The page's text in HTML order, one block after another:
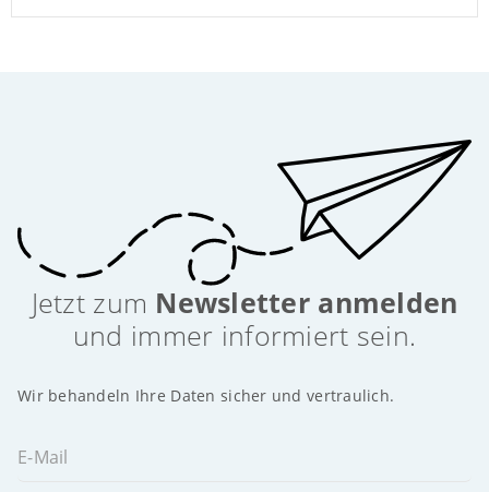
Jetzt zum Newsletter anmelden
und immer informiert sein.
Wir behandeln Ihre Daten sicher und vertraulich.
E-Mail